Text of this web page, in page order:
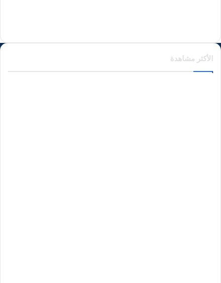
الأكثر مشاهدة